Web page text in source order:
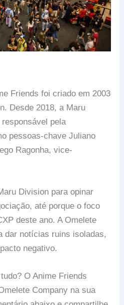
Friends foi criado em 2003
Desde 2018, a Maru
pela
pessoas-chave Juliano
Ragonha, vice-
Division para opinar
até porque o foco
deste ano. A Omelete
dar notícias ruins isoladas,
negativo.
O Anime Friends
Company na sua